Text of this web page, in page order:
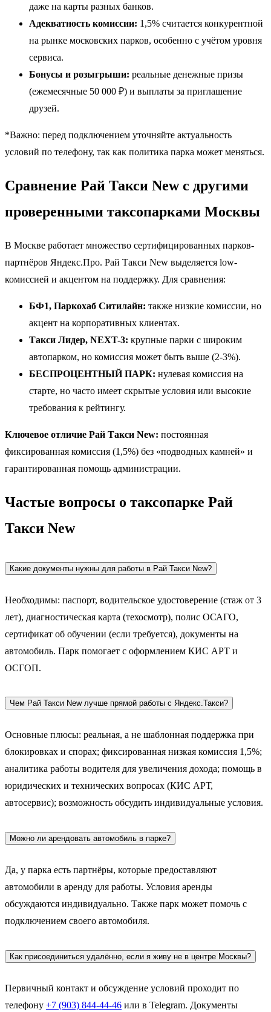
даже на карты разных банков.
Адекватность комиссии: 1,5% считается конкурентной
на рынке московских парков, особенно с учётом уровня
сервиса.
Бонусы и розыгрыши: реальные денежные призы
(ежемесячные 50 000 ₽) и выплаты за приглашение
друзей.
*Важно: перед подключением уточняйте актуальность
условий по телефону, так как политика парка может меняться.
Сравнение Рай Такси New с другими
проверенными таксопарками Москвы
В Москве работает множество сертифицированных парков-
партнёров Яндекс.Про. Рай Такси New выделяется low-
комиссией и акцентом на поддержку. Для сравнения:
БФ1, Паркохаб Ситилайн: также низкие комиссии, но
акцент на корпоративных клиентах.
Такси Лидер, NEXT-3: крупные парки с широким
автопарком, но комиссия может быть выше (2-3%).
БЕСПРОЦЕНТНЫЙ ПАРК: нулевая комиссия на
старте, но часто имеет скрытые условия или высокие
требования к рейтингу.
Ключевое отличие Рай Такси New: постоянная
фиксированная комиссия (1,5%) без «подводных камней» и
гарантированная помощь администрации.
Частые вопросы о таксопарке Рай
Такси New
Какие документы нужны для работы в Рай Такси New?
Необходимы: паспорт, водительское удостоверение (стаж от 3
лет), диагностическая карта (техосмотр), полис ОСАГО,
сертификат об обучении (если требуется), документы на
автомобиль. Парк помогает с оформлением КИС АРТ и
ОСГОП.
Чем Рай Такси New лучше прямой работы с Яндекс.Такси?
Основные плюсы: реальная, а не шаблонная поддержка при
блокировках и спорах; фиксированная низкая комиссия 1,5%;
аналитика работы водителя для увеличения дохода; помощь в
юридических и технических вопросах (КИС АРТ,
автосервис); возможность обсудить индивидуальные условия.
Можно ли арендовать автомобиль в парке?
Да, у парка есть партнёры, которые предоставляют
автомобили в аренду для работы. Условия аренды
обсуждаются индивидуально. Также парк может помочь с
подключением своего автомобиля.
Как присоединиться удалённо, если я живу не в центре Москвы?
Первичный контакт и обсуждение условий проходит по
телефону +7 (903) 844-44-46 или в Telegram. Документы